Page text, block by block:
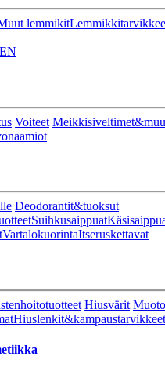
lemmikit
Voiteet
Deodorantit&tuoksut
Suihkusaippuat
VartalokuorintaItseruskettavat
Hiusvärit
Hiuslenkit&kampaustarvikkeet